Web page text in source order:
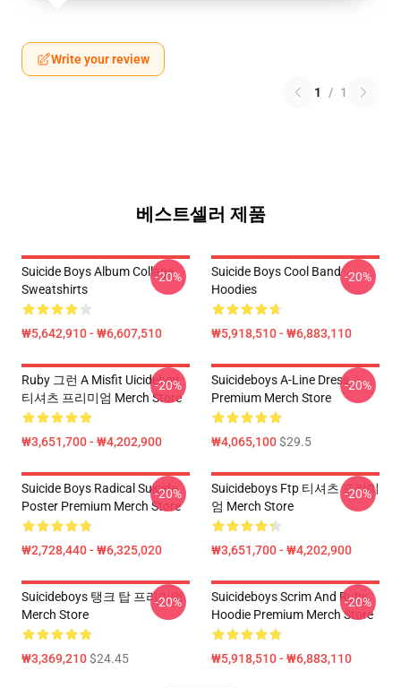
Write your review
1 / 1
베스트셀러 제품
Suicide Boys Album Collage
Sweatshirts
₩5,642,910 - ₩6,607,510
-20%
Suicide Boys Cool Band
Hoodies
₩5,918,510 - ₩6,883,110
-20%
Ruby 그런 A Misfit Uicideboy
티셔츠 프리미엄 Merch Store
₩3,651,700 - ₩4,202,900
-20%
Suicideboys A-Line Dress
Premium Merch Store
₩4,065,100$29.5
-20%
Suicide Boys Radical Suicide
Poster Premium Merch Store
₩2,728,440 - ₩6,325,020
-20%
Suicideboys Ftp 티셔츠 프리미
엄 Merch Store
₩3,651,700 - ₩4,202,900
-20%
Suicideboys 탱크 탑 프리미엄
Merch Store
₩3,369,210$24.45
-20%
Suicideboys Scrim And Ruby
Hoodie Premium Merch Store
₩5,918,510 - ₩6,883,110
-20%